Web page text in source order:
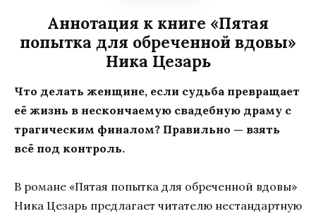
Аннотация к книге «Пятая
попытка для обреченной вдовы»
Ника Цезарь
Что делать женщине, если судьба превращает
её жизнь в нескончаемую свадебную драму с
трагическим финалом? Правильно — взять
всё под контроль.
В романе «Пятая попытка для обреченной вдовы»
Ника Цезарь предлагает читателю нестандартную